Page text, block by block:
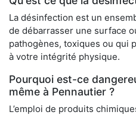
La désinfection est un
de débarrasser une surface
pathogènes, toxiques ou qui
à votre intégrité physique.
Pourquoi est-ce
même à Pennautier ?
L’emploi de produits